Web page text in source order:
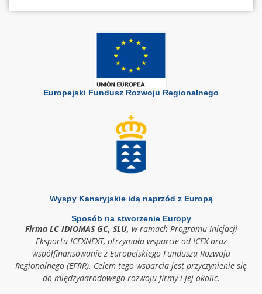
Europejski Fundusz Rozwoju Regionalnego
Wyspy Kanaryjskie idą naprzód z Europą
Sposób na stworzenie Europy
Firma LC IDIOMAS GC, SLU, w ramach Programu Inicjacji
Eksportu ICEXNEXT, otrzymała wsparcie od ICEX oraz
współfinansowanie z Europejskiego Funduszu Rozwoju
Regionalnego (EFRR). Celem tego wsparcia jest przyczynienie się
do międzynarodowego rozwoju firmy i jej okolic.